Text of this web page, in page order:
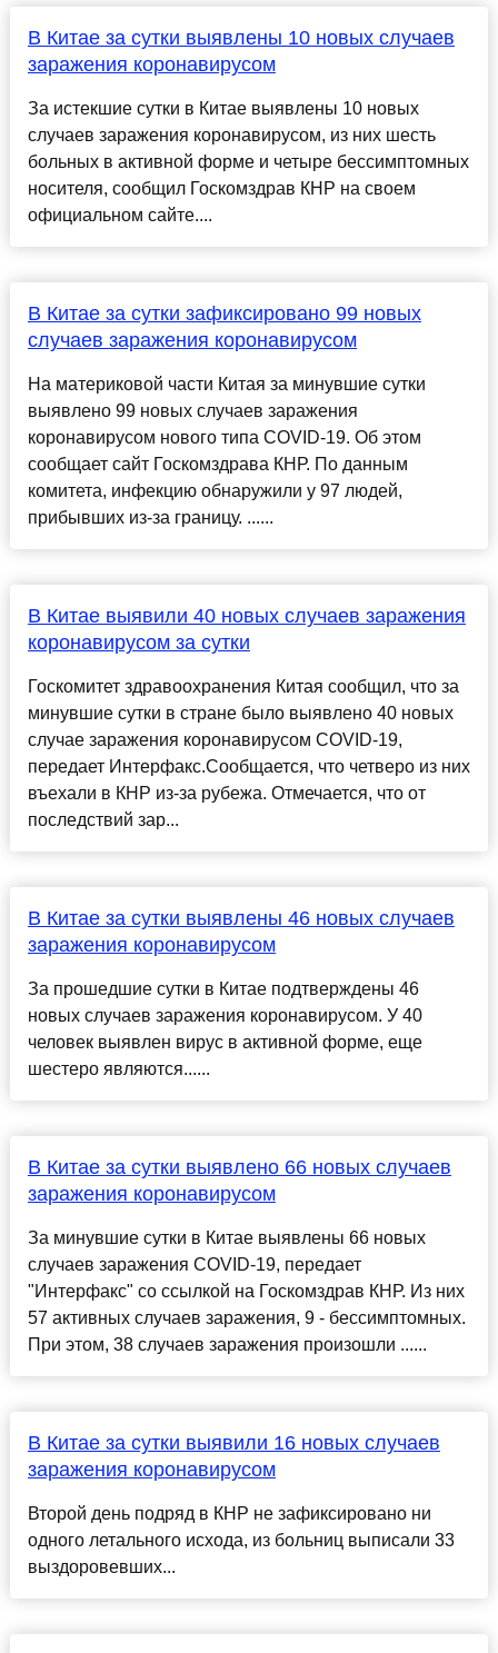
В Китае за сутки выявлены 10 новых случаев
заражения коронавирусом
За истекшие сутки в Китае выявлены 10 новых
случаев заражения коронавирусом, из них шесть
больных в активной форме и четыре бессимптомных
носителя, сообщил Госкомздрав КНР на своем
официальном сайте....
В Китае за сутки зафиксировано 99 новых
случаев заражения коронавирусом
На материковой части Китая за минувшие сутки
выявлено 99 новых случаев заражения
коронавирусом нового типа COVID-19. Об этом
сообщает сайт Госкомздрава КНР. По данным
комитета, инфекцию обнаружили у 97 людей,
прибывших из-за границу. ......
В Китае выявили 40 новых случаев заражения
коронавирусом за сутки
Госкомитет здравоохранения Китая сообщил, что за
минувшие сутки в стране было выявлено 40 новых
случае заражения коронавирусом COVID-19,
передает Интерфакс.Сообщается, что четверо из них
въехали в КНР из-за рубежа. Отмечается, что от
последствий зар...
В Китае за сутки выявлены 46 новых случаев
заражения коронавирусом
За прошедшие сутки в Китае подтверждены 46
новых случаев заражения коронавирусом. У 40
человек выявлен вирус в активной форме, еще
шестеро являются......
В Китае за сутки выявлено 66 новых случаев
заражения коронавирусом
За минувшие сутки в Китае выявлены 66 новых
случаев заражения COVID-19, передает
"Интерфакс" со ссылкой на Госкомздрав КНР. Из них
57 активных случаев заражения, 9 - бессимптомных.
При этом, 38 случаев заражения произошли ......
В Китае за сутки выявили 16 новых случаев
заражения коронавирусом
Второй день подряд в КНР не зафиксировано ни
одного летального исхода, из больниц выписали 33
выздоровевших...